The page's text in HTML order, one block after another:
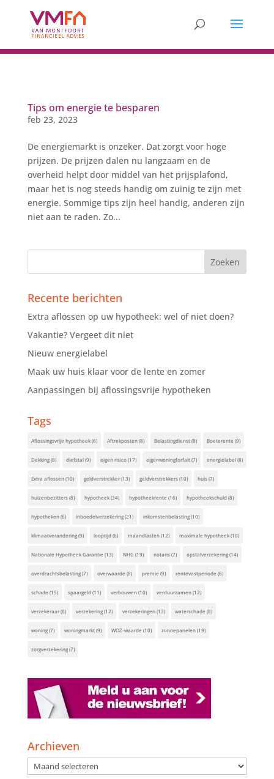
Tips om energie te besparen
feb 23, 2023
De energiemarkt is onzeker. Dat zorgt voor hoge
prijzen. De prijzen dalen nu langzaam en de
overheid helpt door middel van het prijsplafond,
maar het is nog steeds handig om zuinig te zijn met
energie. Sommige tips zijn heel handig, anderen zijn
niet aan te raden. Zo...
Recente berichten
Extra aflossen op uw hypotheek: wel of niet doen?
Vakantie? Vergeet dit niet
Nieuw energielabel
Maak uw huis klaar voor de lente en zomer
Aanpassingen bij aflossingsvrije hypotheken
Tags
Aflossingsvrije hypotheek(6) Aftrekposten(8) Belastingdienst(8) Boeterente (9)
Dekking(8) diefstal(9) eigen risico(17) eigenwoningforfait(7) energielabel(8)
Extra aflossen(10) geldverstrekker(13) geldverstrekkers(10) huis(7)
huizenbezitters(8) hypotheek(34) hypotheekrente (16) hypotheekschuld(8)
hypotheken(6) inboedelverzekering(21) inkomstenbelasting(10)
klimaatverandering(9) looptijd(6) maandlasten(12) maximale hypotheek(10)
Nationale Hypotheek Garantie (13) NHG(19) notaris(7) opstalverzekering(14)
overdrachtsbelasting(7) overwaarde (8) premie (9) rentevastperiode (6)
schade (15) spaargeld(11) verbouwen(10) verduurzamen(12)
verzekeraar(6) verzekering(12) verzekeringen(13) waterschade (8)
woning(7) woningmarkt(9) WOZ-waarde (10) zonnepanelen(19)
zorgverzekering(7)
Archieven
Archieven